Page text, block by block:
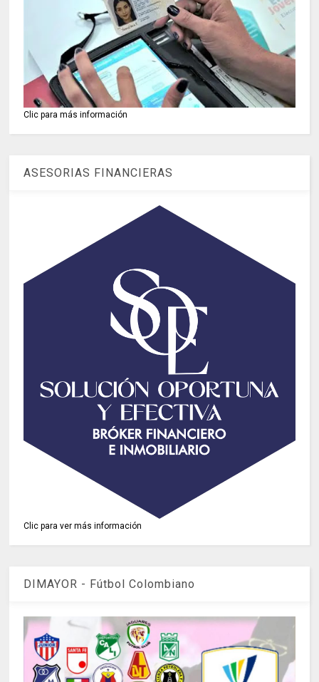
Clic para más información
ASESORIAS FINANCIERAS
Clic para ver más información
DIMAYOR - Fútbol Colombiano